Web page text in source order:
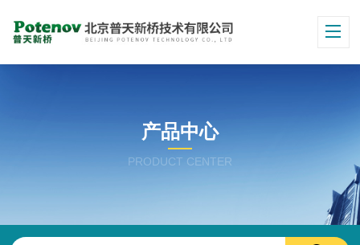
产品中心
PRODUCT CENTER